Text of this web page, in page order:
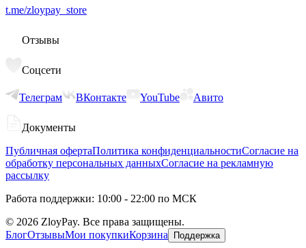
t.me/zloypay_store
Отзывы
Соцсети
Телеграм ВКонтакте YouTube Авито
Документы
Публичная офертаПолитика конфиденциальностиСогласие на
обработку персональных данныхСогласие на рекламную
рассылку
Работа поддержки: 10:00 - 22:00 по МСК
© 2026 ZloyPay. Все права защищены.
БлогОтзывыМои покупкиКорзина Поддержка